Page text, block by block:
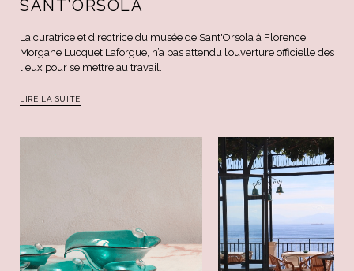
SANT’ORSOLA
La curatrice et directrice du musée de Sant'Orsola à Florence,
Morgane Lucquet Laforgue, n’a pas attendu l’ouverture officielle des
lieux pour se mettre au travail.
LIRE LA SUITE